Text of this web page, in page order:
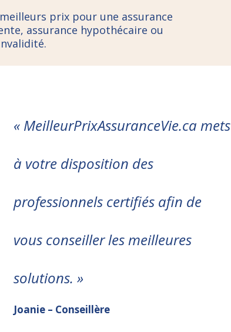
prix pour une assurance
assurance hypothécaire ou
« MeilleurPrixAssuranceVie.ca mets
à votre disposition des
professionnels certifiés afin de
vous conseiller les meilleures
solutions. »
Joanie – Conseillère